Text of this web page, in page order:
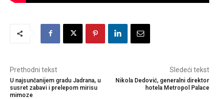
Prethodni tekst
U najsunčanijem gradu Jadrana, u
susret zabavi i prelepom mirisu
mimoze
Sledeći tekst
Nikola Dedović, generalni direktor
hotela Metropol Palace